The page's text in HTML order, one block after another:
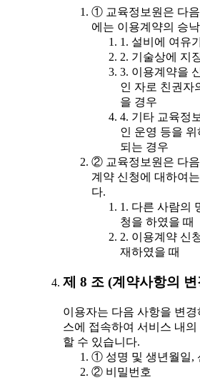
① 교육정보원은 다
에는 이용계약의 승
1. 설비에 여유
2. 기술상에 지
3. 이용계약을
인 자로 친권자
을 경우
4. 기타 교육정
인 운영 등을
되는 경우
② 교육정보원은 다
계약 신청에 대하여
다.
1. 다른 사람의
청을 하였을 때
2. 이용계약 신
재하였을 때
제 8 조 (계약사항의 변
이용자는 다음 사항을 변경
스에 접속하여 서비스 내
할 수 있습니다.
① 성명 및 생년월일,
② 비밀번호